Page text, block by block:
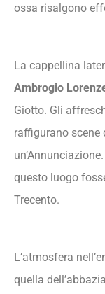
ossa risalgono
La cappellina
Ambrogio
Giotto. Gli
raffigurano scene
questo luogo
Trecento.
L’atmosfera
quella